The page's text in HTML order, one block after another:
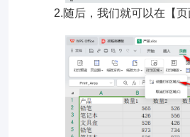
2.随后，我们就可以在【页